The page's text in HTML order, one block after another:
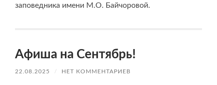
заповедника имени М.О. Байчоровой.
Афиша на Сентябрь!
22.08.2025 / НЕТ КОММЕНТАРИЕВ